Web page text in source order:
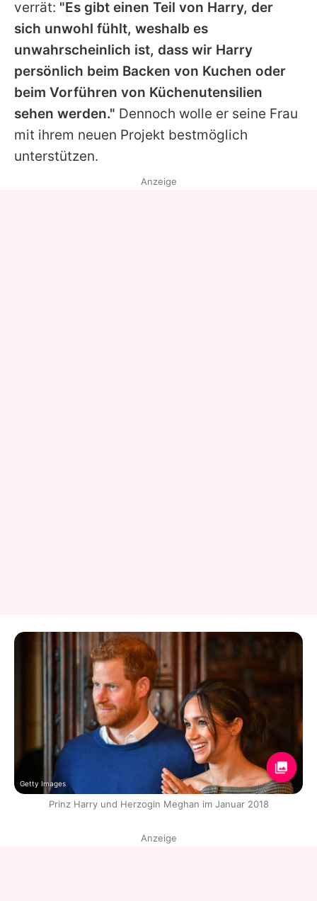
verrät: "Es gibt einen Teil von Harry, der
sich unwohl fühlt, weshalb es
unwahrscheinlich ist, dass wir Harry
persönlich beim Backen von Kuchen oder
beim Vorführen von Küchenutensilien
sehen werden." Dennoch wolle er seine Frau
mit ihrem neuen Projekt bestmöglich
unterstützen.
Anzeige
Getty Images
Prinz Harry und Herzogin Meghan im Januar 2018
Anzeige